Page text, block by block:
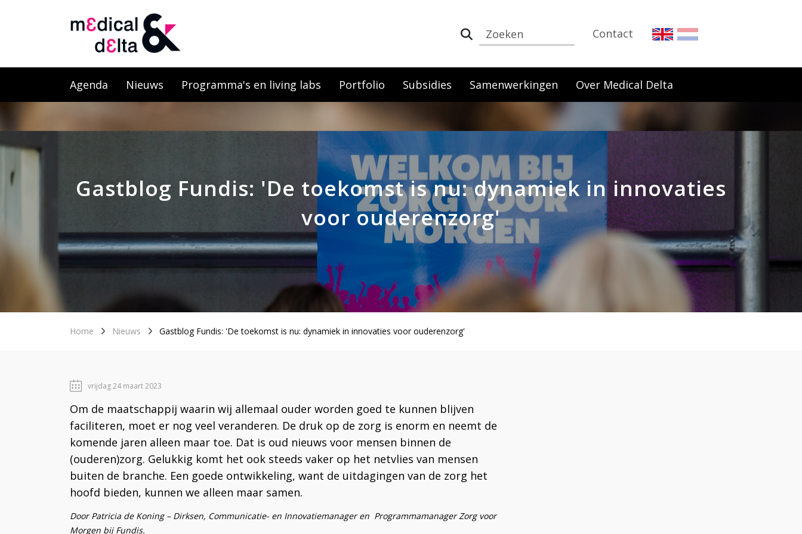
Contact
Agenda Nieuws Programma's en living labs Portfolio Subsidies Samenwerkingen Over Medical Delta
Gastblog Fundis: 'De toekomst is nu: dynamiek in innovaties
voor ouderenzorg'
Home Nieuws Gastblog Fundis: 'De toekomst is nu: dynamiek in innovaties voor ouderenzorg'
vrijdag 24 maart 2023
Om de maatschappij waarin wij allemaal ouder worden goed te kunnen blijven
faciliteren, moet er nog veel veranderen. De druk op de zorg is enorm en neemt de
komende jaren alleen maar toe. Dat is oud nieuws voor mensen binnen de
(ouderen)zorg. Gelukkig komt het ook steeds vaker op het netvlies van mensen
buiten de branche. Een goede ontwikkeling, want de uitdagingen van de zorg het
hoofd bieden, kunnen we alleen maar samen.
Door Patricia de Koning – Dirksen, Communicatie- en Innovatiemanager en Programmamanager Zorg voor
Morgen bij Fundis.